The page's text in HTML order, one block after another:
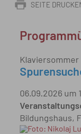
SEITE
Klaviersommer
06.09.2026 um
Bildungshaus,